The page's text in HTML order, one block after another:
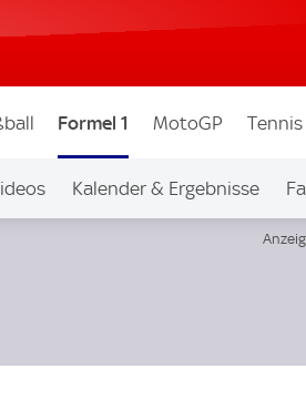
Formel 1 MotoGP Tennis
Kalender & Ergebnisse